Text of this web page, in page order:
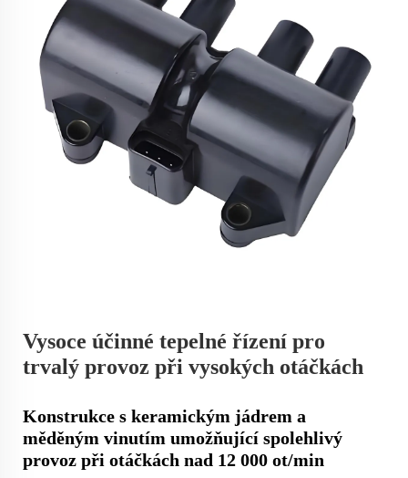
Vysoce účinné tepelné řízení pro
trvalý provoz při vysokých otáčkách
Konstrukce s keramickým jádrem a
měděným vinutím umožňující spolehlivý
provoz při otáčkách nad 12 000 ot/min